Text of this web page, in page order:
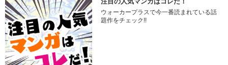
ウォーカープラスで今一番読まれている話
題作をチェック!!